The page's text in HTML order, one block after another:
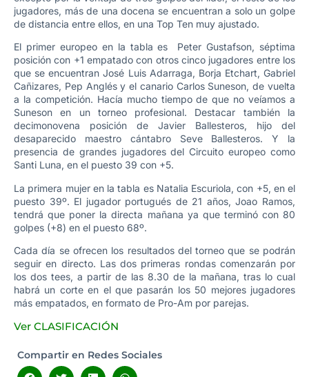
jugadores, más de una docena se encuentran a solo un golpe
de distancia entre ellos, en una Top Ten muy ajustado.
El primer europeo en la tabla es Peter Gustafson, séptima
posición con +1 empatado con otros cinco jugadores entre los
que se encuentran José Luis Adarraga, Borja Etchart, Gabriel
Cañizares, Pep Anglés y el canario Carlos Suneson, de vuelta
a la competición. Hacía mucho tiempo de que no veíamos a
Suneson en un torneo profesional. Destacar también la
decimonovena posición de Javier Ballesteros, hijo del
desaparecido maestro cántabro Seve Ballesteros. Y la
presencia de grandes jugadores del Circuito europeo como
Santi Luna, en el puesto 39 con +5.
La primera mujer en la tabla es Natalia Escuriola, con +5, en el
puesto 39º. El jugador portugués de 21 años, Joao Ramos,
tendrá que poner la directa mañana ya que terminó con 80
golpes (+8) en el puesto 68º.
Cada día se ofrecen los resultados del torneo que se podrán
seguir en directo. Las dos primeras rondas comenzarán por
los dos tees, a partir de las 8.30 de la mañana, tras lo cual
habrá un corte en el que pasarán los 50 mejores jugadores
más empatados, en formato de Pro-Am por parejas.
Ver CLASIFICACIÓN
Compartir en Redes Sociales